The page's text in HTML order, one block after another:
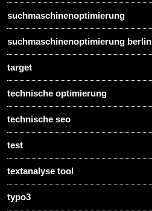
suchmaschinenoptimierung
suchmaschinenoptimierung berlin
target
technische optimierung
technische seo
test
textanalyse tool
typo3